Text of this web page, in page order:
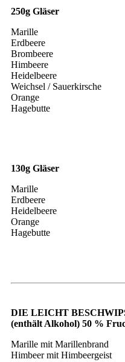
250g Gläser
Marille
Erdbeere
Brombeere
Himbeere
Heidelbeere
Weichsel / Sauerkirsche
Orange
Hagebutte
130g Gläser
Marille
Erdbeere
Heidelbeere
Orange
Hagebutte
DIE LEICHT
(enthält Alkohol) 50 %
Marille mit Marillenbrand
Himbeer mit Himbeergeist